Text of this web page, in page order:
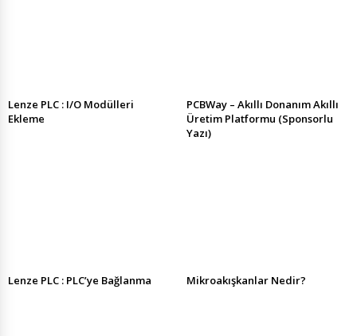
Lenze PLC : I/O Modülleri
Ekleme
PCBWay – Akıllı Donanım Akıllı
Üretim Platformu (Sponsorlu
Yazı)
Lenze PLC : PLC’ye Bağlanma Mikroakışkanlar Nedir?